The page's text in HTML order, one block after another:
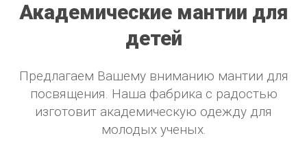
Академические мантии для
детей
Предлагаем Вашему вниманию мантии для
посвящения. Наша фабрика с радостью
изготовит академическую одежду для
молодых ученых.